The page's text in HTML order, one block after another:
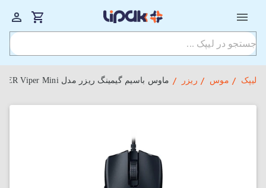
لیپک موس ریزر ماوس باسیم گیمینگ ریزر مدل RAZER Viper Mini